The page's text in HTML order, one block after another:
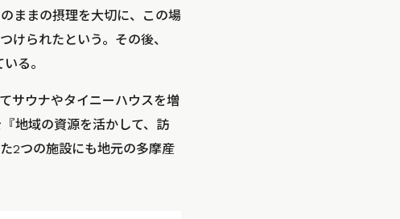
ままの摂理を大切に、この場
けられたという。その後、
る。
サウナやタイニーハウスを増
地域の資源を活かして、訪
2つの施設にも地元の多摩産